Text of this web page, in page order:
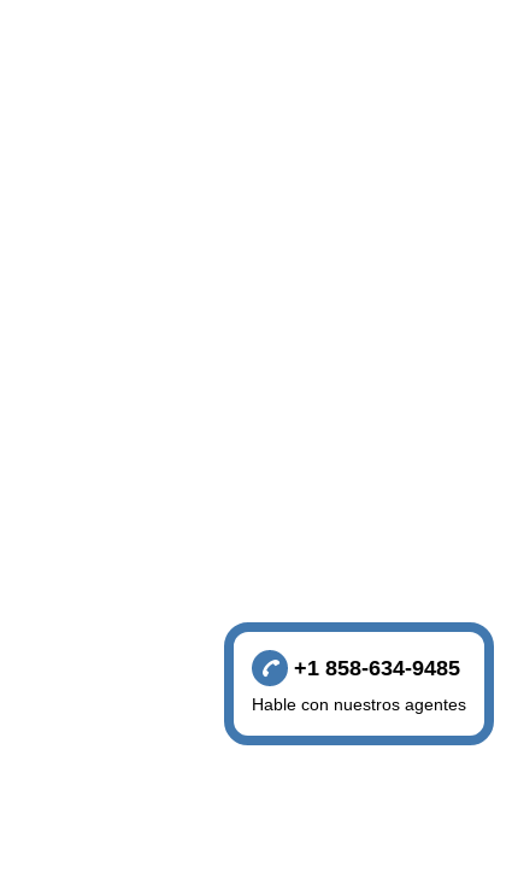
+1 858-634-9485
Hable con nuestros agentes